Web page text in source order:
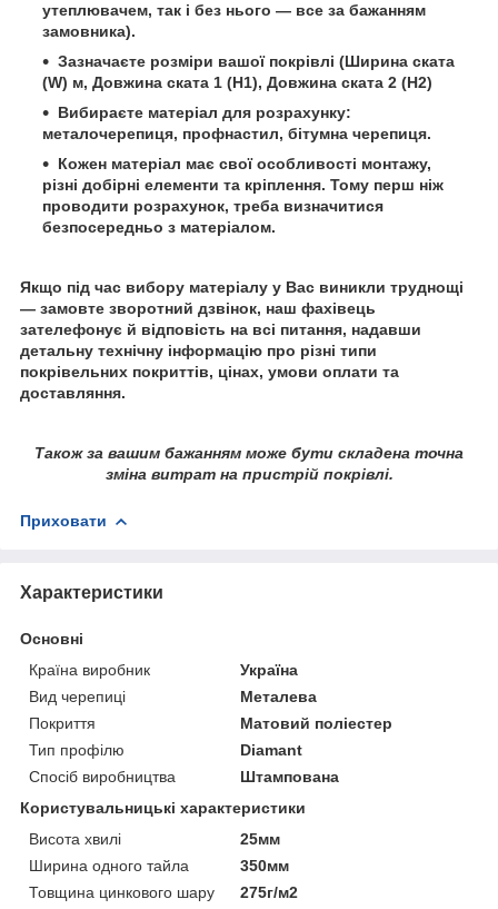
утеплювачем, так і без нього — все за бажанням
замовника).
Зазначаєте розміри вашої покрівлі (Ширина ската
(W) м, Довжина ската 1 (H1), Довжина ската 2 (H2)
Вибираєте матеріал для розрахунку:
металочерепиця, профнастил, бітумна черепиця.
Кожен матеріал має свої особливості монтажу,
різні добірні елементи та кріплення. Тому перш ніж
проводити розрахунок, треба визначитися
безпосередньо з матеріалом.
Якщо під час вибору матеріалу у Вас виникли труднощі
— замовте зворотний дзвінок, наш фахівець
зателефонує й відповість на всі питання, надавши
детальну технічну інформацію про різні типи
покрівельних покриттів, цінах, умови оплати та
доставляння.
Також за вашим бажанням може бути складена точна
зміна витрат на пристрій покрівлі.
Приховати
Характеристики
Основні
Країна виробник
Україна
Вид черепиці
Металева
Покриття
Матовий поліестер
Тип профілю
Diamant
Спосіб виробництва
Штампована
Користувальницькі характеристики
Висота хвилі
25мм
Ширина одного тайла
350мм
Товщина цинкового шару
275г/м2